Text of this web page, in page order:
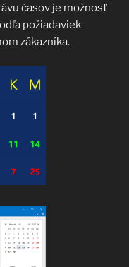
časov je možnosť
požiadaviek
zákazníka.